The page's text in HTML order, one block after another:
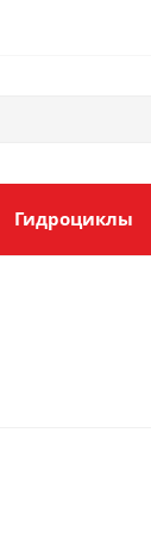
Гидроциклы